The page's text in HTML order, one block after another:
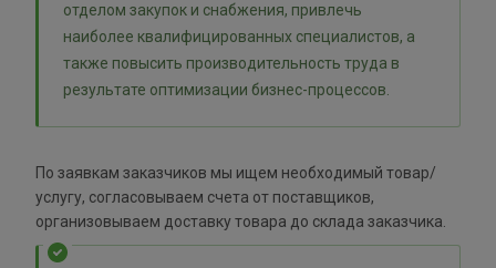
отделом закупок и снабжения, привлечь
наиболее квалифицированных специалистов, а
также повысить производительность труда в
результате оптимизации бизнес-процессов.
По заявкам заказчиков мы ищем необходимый товар/
услугу, согласовываем счета от поставщиков,
организовываем доставку товара до склада заказчика.